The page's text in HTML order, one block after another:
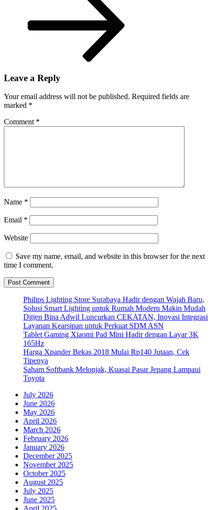
Leave a Reply
Your email address will not be published. Required fields are
marked *
Comment *
Name *
Email *
Website
Save my name, email, and website in this browser for the next
time I comment.
Philips Lighting Store Surabaya Hadir dengan Wajah Baru,
Solusi Smart Lighting untuk Rumah Modern Makin Mudah
Ditjen Bina Adwil Luncurkan CEKATAN, Inovasi Integrasi
Layanan Kearsipan untuk Perkuat SDM ASN
Tablet Gaming Xiaomi Pad Mini Hadir dengan Layar 3K
165Hz
Harga Xpander Bekas 2018 Mulai Rp140 Jutaan, Cek
Tipenya
Saham Softbank Melonjak, Kuasai Pasar Jepang Lampaui
Toyota
July 2026
June 2026
May 2026
April 2026
March 2026
February 2026
January 2026
December 2025
November 2025
October 2025
August 2025
July 2025
June 2025